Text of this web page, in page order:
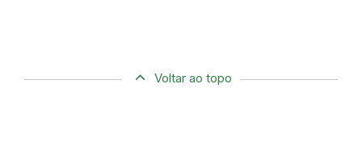
Voltar ao topo